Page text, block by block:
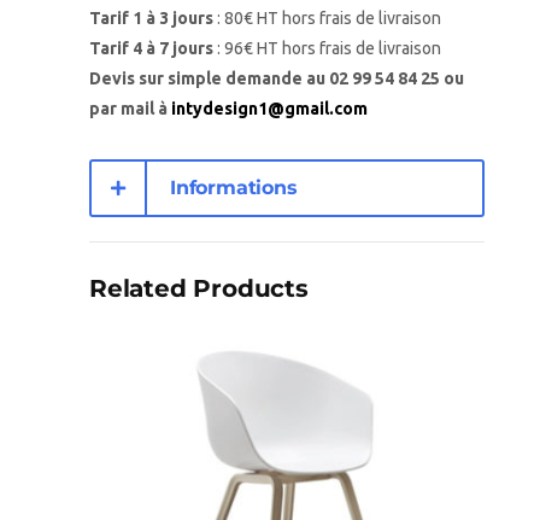
Tarif 1 à 3 jours : 80€ HT hors frais de livraison
Tarif 4 à 7 jours : 96€ HT hors frais de livraison
Devis sur simple demande au 02 99 54 84 25 ou
par mail à intydesign1@gmail.com
Informations
complémentaires
Related Products